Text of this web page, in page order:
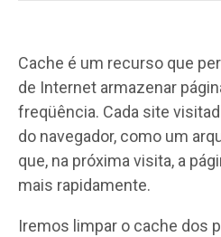
Cache é um recurso que
de Internet armazenar
freqüência. Cada site
do navegador, como um
que, na próxima visita, a
mais rapidamente.
Iremos limpar o cache dos